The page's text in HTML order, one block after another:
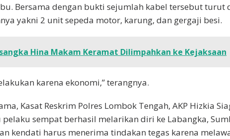
Bersama dengan bukti sejumlah kabel tersebut turut
yakni 2 unit sepeda motor, karung, dan gergaji besi.
Hina Makam Keramat Dilimpahkan ke Kejaksaan
karena ekonomi,” terangnya.
Kasat Reskrim Polres Lombok Tengah, AKP Hizkia
pelaku sempat berhasil melarikan diri ke Labangka,
kendati harus menerima tindakan tegas karena